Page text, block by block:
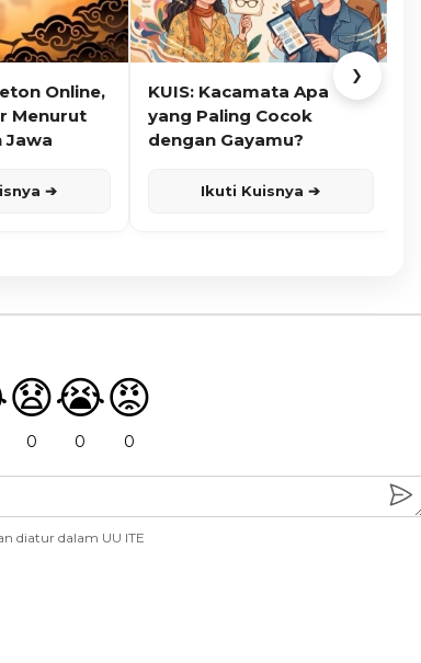
Online,
Menurut
Jawa
➔
KUIS: Kacamata Apa
yang Paling Cocok
dengan Gayamu?
Ikuti Kuisnya ➔
❯
😧
0
😭
0
😡
0
diatur dalam UU ITE